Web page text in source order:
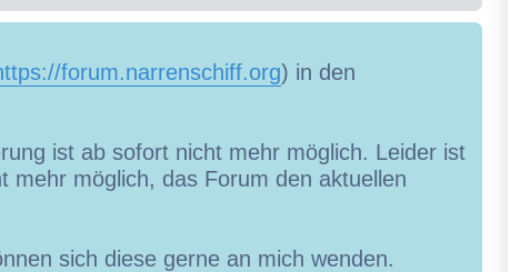
forum.narrenschiff.org) in den
ist ab sofort nicht mehr möglich. Leider ist
mehr möglich, das Forum den aktuellen
sich diese gerne an mich wenden.